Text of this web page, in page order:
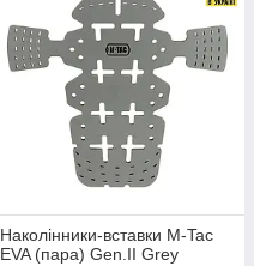
Наколінники-вставки M-Tac
EVA (пара) Gen.II Grey